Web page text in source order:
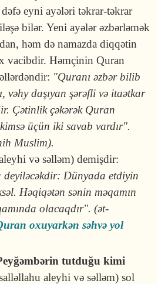
eyni ayələri təkrar-təkrar
bilər. Yeni ayələr əzbərləmək
həm də namazda diqqətin
vacibdir. Həmçinin Quran
"Quranı əzbər bilib
vəhy daşıyan şərəfli və itaətkar
Çətinlik çəkərək Quran
üçün iki savab vardır".
Muslim).
və səlləm) demişdir:
Dünyada etdiyin
Həqiqətən sənin məqamın
olacaqdır". (ət-
oxuyarkən səhvə yol
tutduğu kimi
aleyhi və səlləm) sol